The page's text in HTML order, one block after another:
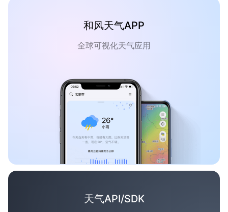
和风天气APP
全球可视化天气应用
天气API/SDK